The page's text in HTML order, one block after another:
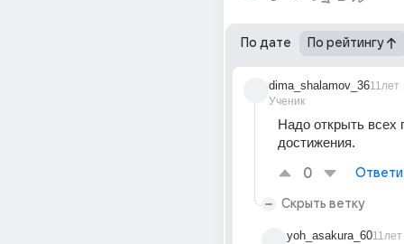
По дате По рейтингу
dima_shalamov_36
Ученик
11лет
Надо открыть всех
достижения.
0
Скрыть ветку
yoh_asakura_6011лет